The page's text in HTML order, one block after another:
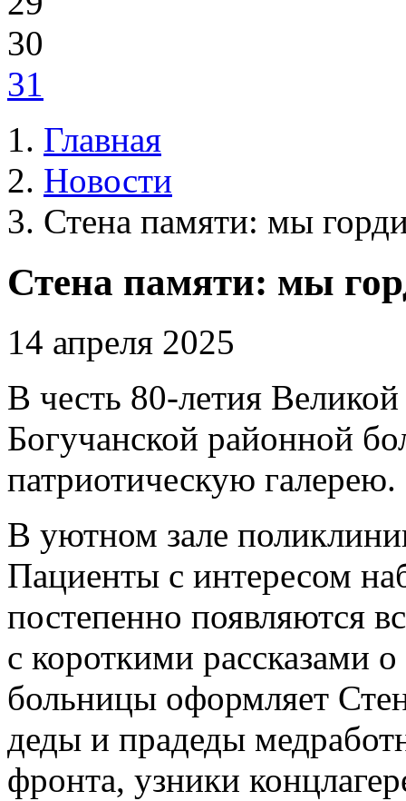
30
31
Главная
Новости
Стена памяти: мы
Стена памяти: мы
14 апреля 2025
В честь 80-летия
Богучанской районной
патриотическую галерею.
В уютном зале
Пациенты с интересом
постепенно появляются
с короткими рассказами
больницы оформляет
деды и прадеды
фронта, узники